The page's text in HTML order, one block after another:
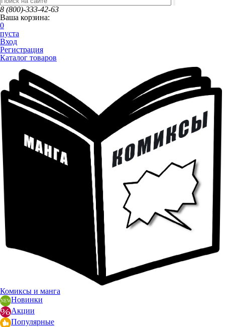
8 (800)-333-42-63
Ваша корзина:
0
пуста
Вход
Регистрация
Каталог товаров
Комиксы и манга
Новинки
Акции
Популярные